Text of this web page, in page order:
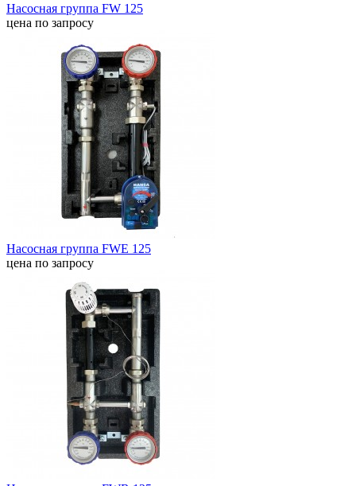
Насосная группа FW 125
цена по запросу
Насосная группа FWE 125
цена по запросу